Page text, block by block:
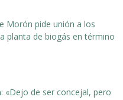
Morón pide unión a los
planta de biogás en término
«Dejo de ser concejal, pero